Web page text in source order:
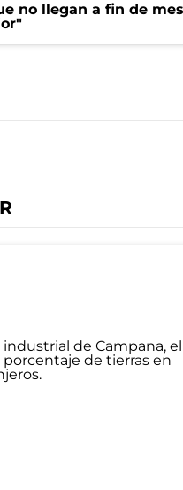
no llegan a fin de